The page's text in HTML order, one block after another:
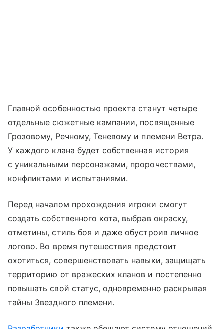
Главной особенностью проекта станут четыре
отдельные сюжетные кампании, посвященные
Грозовому, Речному, Теневому и племени Ветра.
У каждого клана будет собственная история
с уникальными персонажами, пророчествами,
конфликтами и испытаниями.
Перед началом прохождения игроки смогут
создать собственного кота, выбрав окраску,
отметины, стиль боя и даже обустроив личное
логово. Во время путешествия предстоит
охотиться, совершенствовать навыки, защищать
территорию от вражеских кланов и постепенно
повышать свой статус, одновременно раскрывая
тайны Звездного племени.